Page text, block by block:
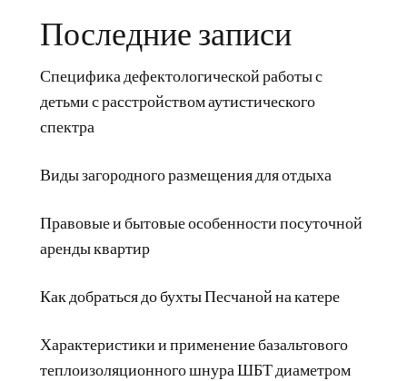
Последние записи
Специфика дефектологической работы с
детьми с расстройством аутистического
спектра
Виды загородного размещения для отдыха
Правовые и бытовые особенности посуточной
аренды квартир
Как добраться до бухты Песчаной на катере
Характеристики и применение базальтового
теплоизоляционного шнура ШБТ диаметром